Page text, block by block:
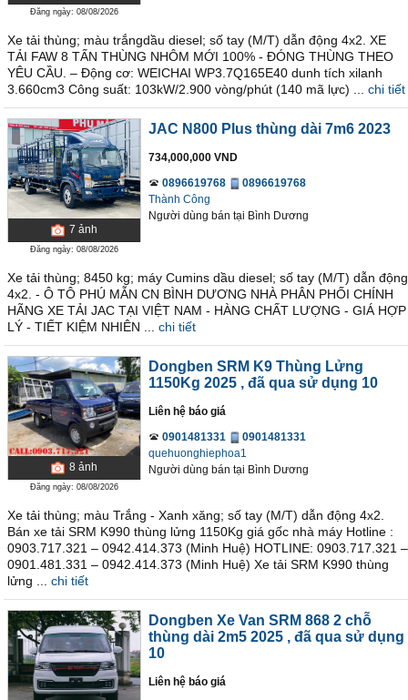
Đăng ngày: 08/08/2026
Xe tải thùng; màu trắngdầu diesel; số tay (M/T) dẫn động 4x2. XE
TẢI FAW 8 TẤN THÙNG NHÔM MỚI 100% - ĐÓNG THÙNG THEO
YÊU CẦU. – Động cơ: WEICHAI WP3.7Q165E40 dunh tích xilanh
3.660cm3 Công suất: 103kW/2.900 vòng/phút (140 mã lực) ...
chi tiết
7 ảnh
Đăng ngày: 08/08/2026
JAC N800 Plus thùng dài 7m6 2023
734,000,000 VND
0896619768
0896619768
Thành Công
Người dùng bán tại Bình Dương
Xe tải thùng; 8450 kg; máy Cumins dầu diesel; số tay (M/T) dẫn động
4x2. - Ô TÔ PHÚ MẪN CN BÌNH DƯƠNG NHÀ PHÂN PHỐI CHÍNH
HÃNG XE TẢI JAC TẠI VIỆT NAM - HÀNG CHẤT LƯỢNG - GIÁ HỢP
LÝ - TIẾT KIỆM NHIÊN ...
chi tiết
8 ảnh
Đăng ngày: 08/08/2026
Dongben SRM K9 Thùng Lửng
1150Kg 2025 , đã qua sử dụng 10
Liên hệ báo giá
0901481331
0901481331
quehuonghiephoa1
Người dùng bán tại Bình Dương
Xe tải thùng; màu Trắng - Xanh xăng; số tay (M/T) dẫn động 4x2.
Bán xe tải SRM K990 thùng lửng 1150Kg giá gốc nhà máy Hotline :
0903.717.321 – 0942.414.373 (Minh Huệ) HOTLINE: 0903.717.321 –
0901.481.331 – 0942.414.373 (Minh Huệ) Xe tải SRM K990 thùng
lửng ...
chi tiết
Dongben Xe Van SRM 868 2 chỗ
thùng dài 2m5 2025 , đã qua sử dụng
10
Liên hệ báo giá